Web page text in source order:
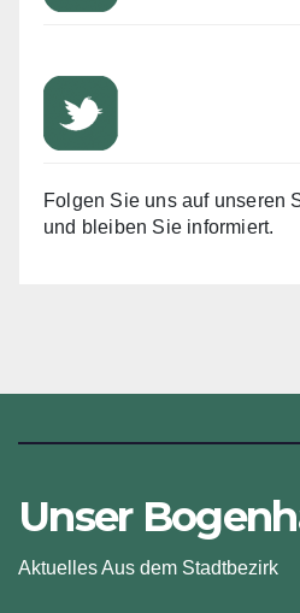
Folgen Sie uns auf unseren
und bleiben Sie informiert.
Unser
Aktuelles Aus dem Stadtbezirk